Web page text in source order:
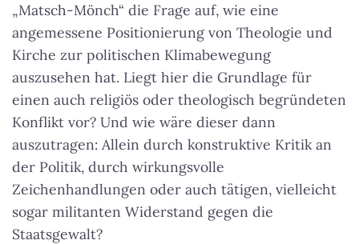
„Matsch-Mönch“ die Frage auf, wie eine
angemessene Positionierung von Theologie und
Kirche zur politischen Klimabewegung
auszusehen hat. Liegt hier die Grundlage für
einen auch religiös oder theologisch begründeten
Konflikt vor? Und wie wäre dieser dann
auszutragen: Allein durch konstruktive Kritik an
der Politik, durch wirkungsvolle
Zeichenhandlungen oder auch tätigen, vielleicht
sogar militanten Widerstand gegen die
Staatsgewalt?